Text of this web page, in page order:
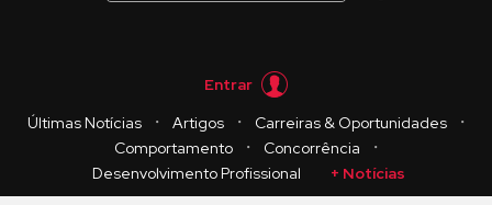
Entrar
Últimas Notícias
・ Artigos ・ Carreiras & Oportunidades
・
Comportamento
・ Concorrência
・
Desenvolvimento Profissional
+ Notícias